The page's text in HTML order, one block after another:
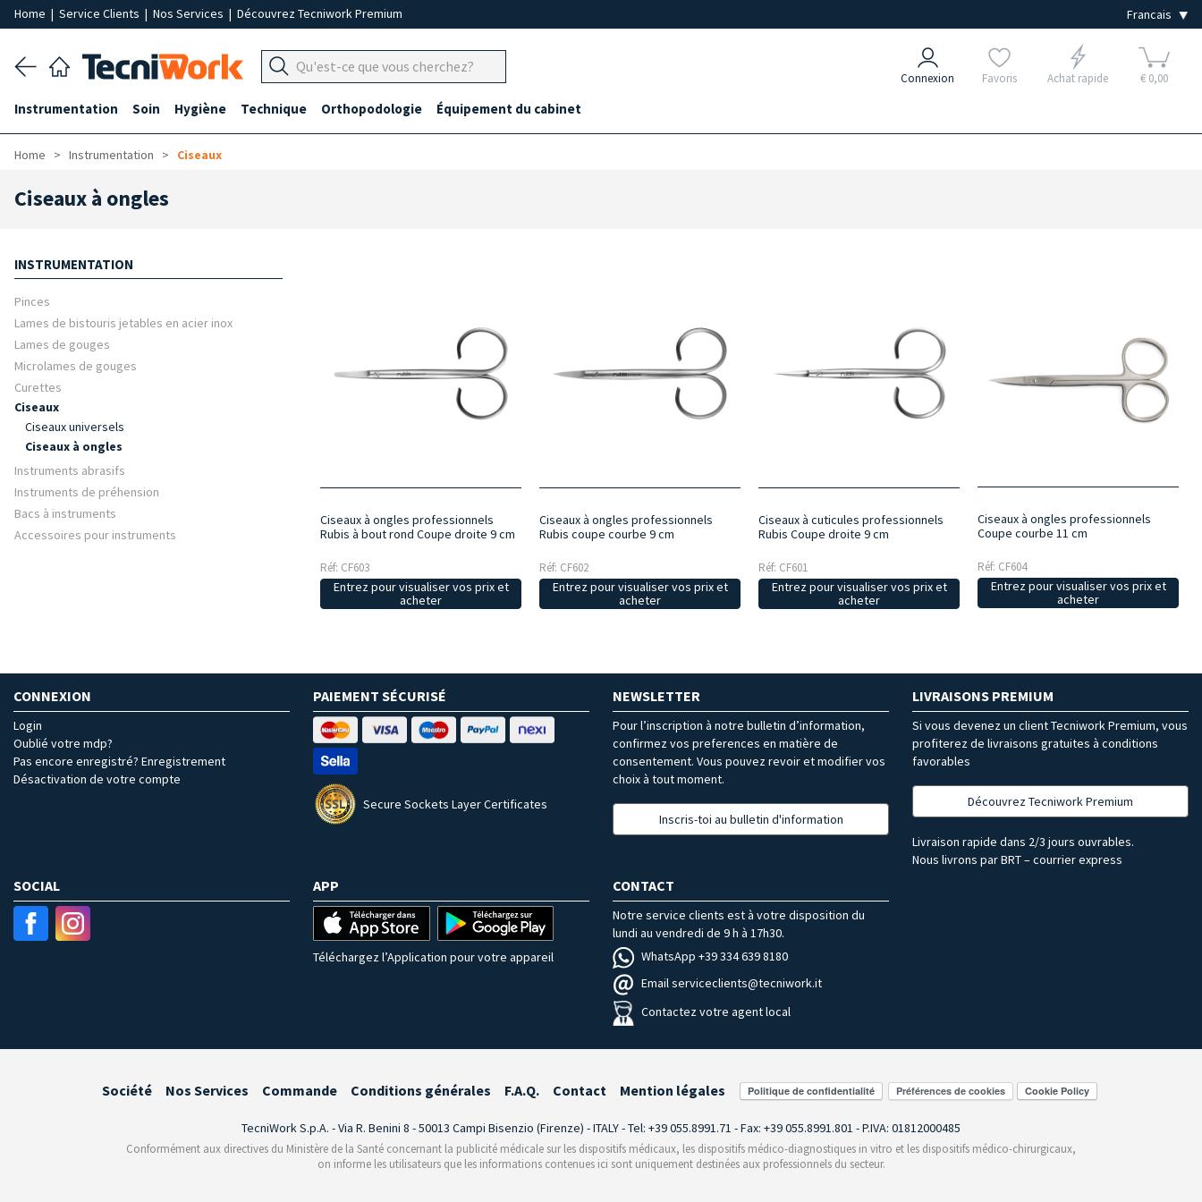
Home | Service Clients | Nos Services | Découvrez Tecniwork Premium
Connexion Favoris Achat rapide € 0,00
Instrumentation Soin Hygiène Technique Orthopodologie Équipement du cabinet
Home Instrumentation Ciseaux
Ciseaux à ongles
INSTRUMENTATION
Pinces
Lames de bistouris jetables en acier inox
Lames de gouges
Microlames de gouges
Curettes
Ciseaux
Ciseaux universels
Ciseaux à ongles
Instruments abrasifs
Instruments de préhension
Bacs à instruments
Accessoires pour instruments
Ciseaux à ongles professionnels
Rubis à bout rond Coupe droite 9 cm
Réf: CF603
Entrez pour visualiser vos prix et
acheter
Ciseaux à ongles professionnels
Rubis coupe courbe 9 cm
Réf: CF602
Entrez pour visualiser vos prix et
acheter
Ciseaux à cuticules professionnels
Rubis Coupe droite 9 cm
Réf: CF601
Entrez pour visualiser vos prix et
acheter
Ciseaux à ongles professionnels
Coupe courbe 11 cm
Réf: CF604
Entrez pour visualiser vos prix et
acheter
CONNEXION
Login
Oublié votre mdp?
Pas encore enregistré? Enregistrement
Désactivation de votre compte
PAIEMENT SÉCURISÉ
Secure Sockets Layer Certificates
NEWSLETTER
Pour l’inscription à notre bulletin d’information,
confirmez vos preferences en matière de
consentement. Vous pouvez revoir et modifier vos
choix à tout moment.
Inscris-toi au bulletin d'information
LIVRAISONS PREMIUM
Si vous devenez un client Tecniwork Premium, vous
profiterez de livraisons gratuites à conditions
favorables
Découvrez Tecniwork Premium
Livraison rapide dans 2/3 jours ouvrables.
Nous livrons par BRT – courrier express
SOCIAL APP
Téléchargez l’Application pour votre appareil
CONTACT
Notre service clients est à votre disposition du
lundi au vendredi de 9 h à 17h30.
WhatsApp +39 334 639 8180
Email serviceclients@tecniwork.it
Contactez votre agent local
Société Nos Services Commande Conditions générales F.A.Q. Contact Mention légales Préférences de cookies
TecniWork S.p.A. - Via R. Benini 8 - 50013 Campi Bisenzio (Firenze) - ITALY - Tel: +39 055.8991.71 - Fax: +39 055.8991.801 - P.IVA: 01812000485
Conformément aux directives du Ministère de la Santé concernant la publicité médicale sur les dispositifs médicaux, les dispositifs médico-diagnostiques in vitro et les dispositifs médico-chirurgicaux,
on informe les utilisateurs que les informations contenues ici sont uniquement destinées aux professionnels du secteur.